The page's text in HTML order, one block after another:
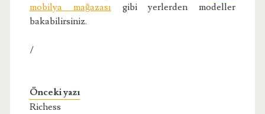
mobilya mağazası gibi yerlerden modeller
bakabilirsiniz.
/
Önceki yazı
Richess